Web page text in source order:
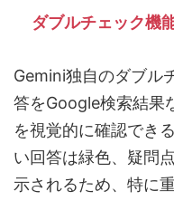
ダブルチェック機
Gemini独自のダブル
答をGoogle検索結果
を視覚的に確認でき
い回答は緑色、疑問
示されるため、特に